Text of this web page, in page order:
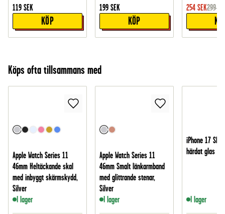
119 SEK
KÖP
199 SEK
KÖP
254 SEK299
Köps ofta tillsammans med
Apple Watch Series 11
46mm Heltäckande skal
med inbyggt skärmskydd,
Silver
I lager
Apple Watch Series 11
46mm Smalt länkarmband
med glittrande stenar,
Silver
I lager
iPhone 17
härdat glas
I lager